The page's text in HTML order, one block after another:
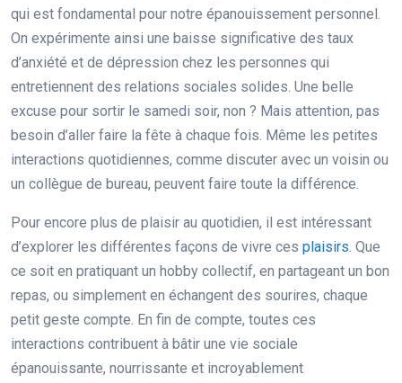
qui est fondamental pour notre épanouissement personnel.
On expérimente ainsi une baisse significative des taux
d’anxiété et de dépression chez les personnes qui
entretiennent des relations sociales solides. Une belle
excuse pour sortir le samedi soir, non ? Mais attention, pas
besoin d’aller faire la fête à chaque fois. Même les petites
interactions quotidiennes, comme discuter avec un voisin ou
un collègue de bureau, peuvent faire toute la différence.
Pour encore plus de plaisir au quotidien, il est intéressant
d’explorer les différentes façons de vivre ces plaisirs . Que
ce soit en pratiquant un hobby collectif, en partageant un bon
repas, ou simplement en échangent des sourires, chaque
petit geste compte. En fin de compte, toutes ces
interactions contribuent à bâtir une vie sociale
épanouissante, nourrissante et incroyablement